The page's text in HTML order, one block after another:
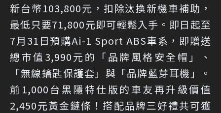
新台幣103,800元，扣除汰換新機車補助，
最低只要71,800元即可輕鬆入手。即日起至
7月31日預購Ai-1 Sport ABS車系，即贈送
總市值3,990元的「品牌風格安全帽」、
「無線鑰匙保護套」與「品牌藍芽耳機」。
前1,000台黑隱特仕版的車友再升級價值
2,450元黃金鏈條！搭配品牌三好禮共可獲